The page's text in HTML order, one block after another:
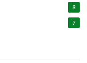
8
7